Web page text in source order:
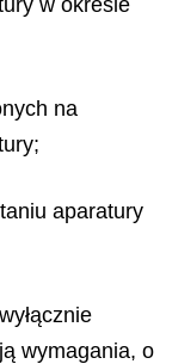
w okresie
na
aparatury
wymagania, o